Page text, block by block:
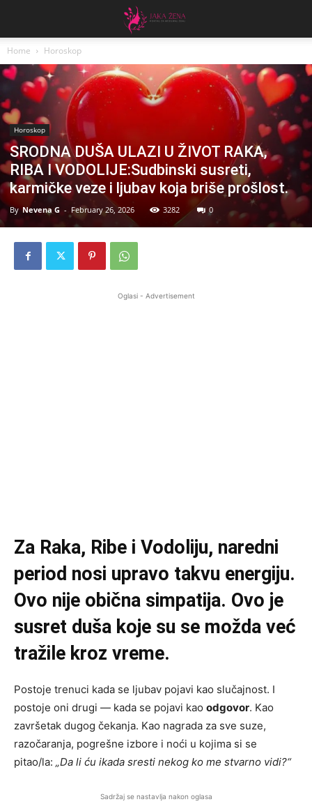
Home Horoskop
Horoskop
SRODNA DUŠA ULAZI U ŽIVOT RAKA,
RIBA I VODOLIJE:Sudbinski susreti,
karmičke veze i ljubav koja briše prošlost.
By Nevena G - February 26, 2026 3282 0
Oglasi - Advertisement
Za Raka, Ribe i Vodoliju, naredni
period nosi upravo takvu energiju.
Ovo nije obična simpatija. Ovo je
susret duša koje su se možda već
tražile kroz vreme.
Postoje trenuci kada se ljubav pojavi kao slučajnost. I
postoje oni drugi — kada se pojavi kao odgovor. Kao
završetak dugog čekanja. Kao nagrada za sve suze,
razočaranja, pogrešne izbore i noći u kojima si se
pitao/la: „Da li ću ikada sresti nekog ko me stvarno vidi?“
Sadržaj se nastavlja nakon oglasa